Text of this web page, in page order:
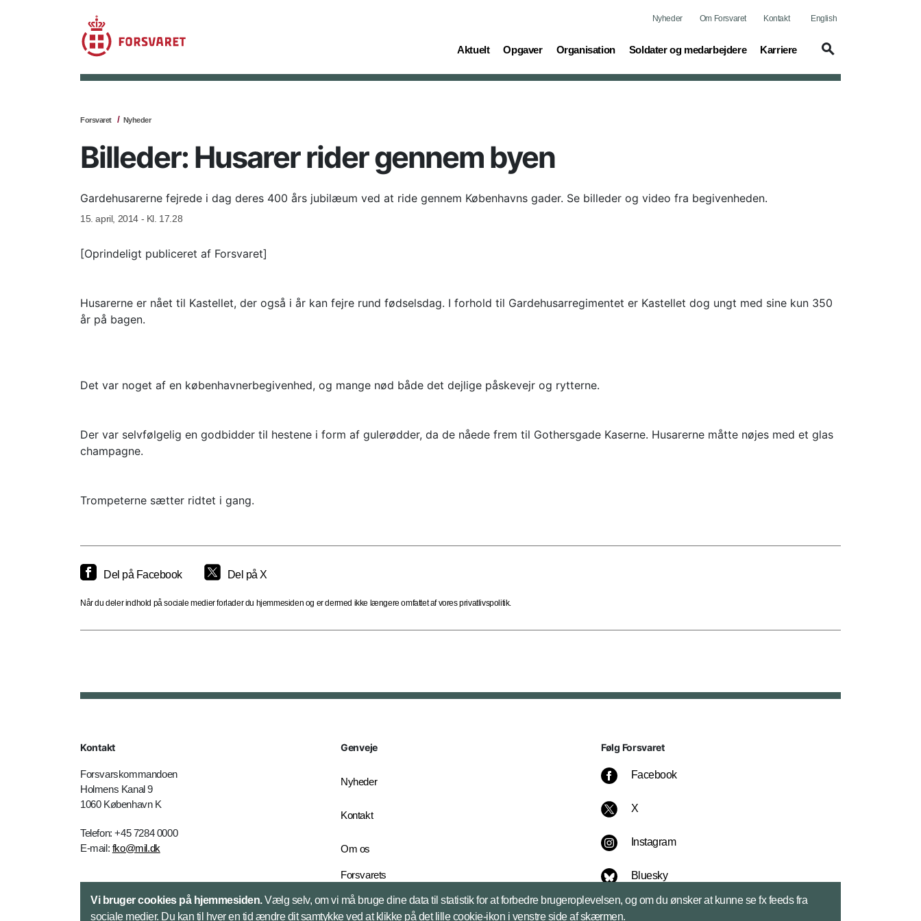
Nyheder Om Forsvaret Kontakt English
Aktuelt
(current) Opgaver
(current) Organisation
(current) Soldater og medarbejdere
(current) Karriere
(current)
Forsvaret Nyheder
Billeder: Husarer rider gennem byen
Gardehusarerne fejrede i dag deres 400 års jubilæum ved at ride gennem Københavns gader. Se billeder og video fra begivenheden.
15. april, 2014 - Kl. 17.28
[Oprindeligt publiceret af Forsvaret]
Husarerne er nået til Kastellet, der også i år kan fejre rund fødselsdag. I forhold til Gardehusarregimentet er Kastellet dog ungt med sine kun 350
år på bagen.
Det var noget af en københavnerbegivenhed, og mange nød både det dejlige påskevejr og rytterne.
Der var selvfølgelig en godbidder til hestene i form af gulerødder, da de nåede frem til Gothersgade Kaserne. Husarerne måtte nøjes med et glas
champagne.
Trompeterne sætter ridtet i gang.
Del på Facebook Del på X
Når du deler indhold på sociale medier forlader du hjemmesiden og er dermed ikke længere omfattet af vores privatlivspolitik.
Kontakt
Forsvarskommandoen
Holmens Kanal 9
1060 København K
Telefon: +45 7284 0000
E-mail: fko@mil.dk
Kontakt
Genveje
Nyheder
Kontakt
Om os
Forsvarets
English Edition
Følg Forsvaret
Facebook
X
Instagram
Bluesky
LinkedIn
Vi bruger cookies på hjemmesiden.Vælg selv, om vi må bruge dine data til statistik for at forbedre brugeroplevelsen, og om du ønsker at kunne se fx feeds fra
sociale medier. Du kan til hver en tid ændre dit samtykke ved at klikke på det lille cookie-ikon i venstre side af skærmen.